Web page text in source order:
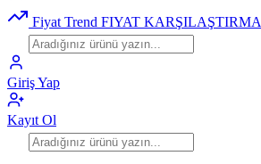
Fiyat Trend FIYAT KARŞILAŞTIRMA
Giriş Yap
Kayıt Ol